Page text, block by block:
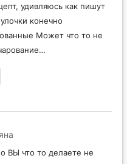
удивляюсь как пишут
конечно
Может что то не
ВЫ что то делаете не